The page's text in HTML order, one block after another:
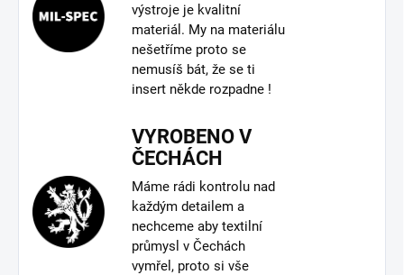
výstroje je kvalitní
materiál. My na materiálu
nešetříme proto se
nemusíš bát, že se ti
insert někde rozpadne !
VYROBENO V
ČECHÁCH
Máme rádi kontrolu nad
každým detailem a
nechceme aby textilní
průmysl v Čechách
vymřel, proto si vše